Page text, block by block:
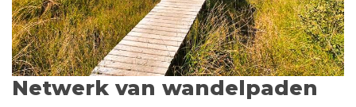
Netwerk van wandelpaden